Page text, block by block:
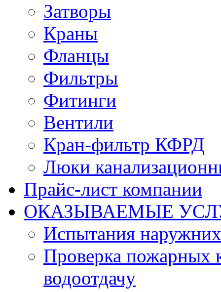
Затворы
Краны
Фланцы
Фильтры
Фитинги
Вентили
Кран-фильтр КФРД
Люки
Прайс-лист компании
ОКАЗЫВАЕМЫЕ
Испытания
Проверка пожарных
водоотдачу